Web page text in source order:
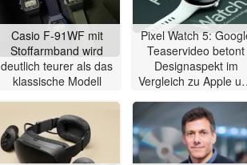
Casio F-91WF mit
Stoffarmband wird
deutlich teurer als das
klassische Modell
Pixel Watch 5:
Teaservideo betont
Designaspekt im
Vergleich zu Apple